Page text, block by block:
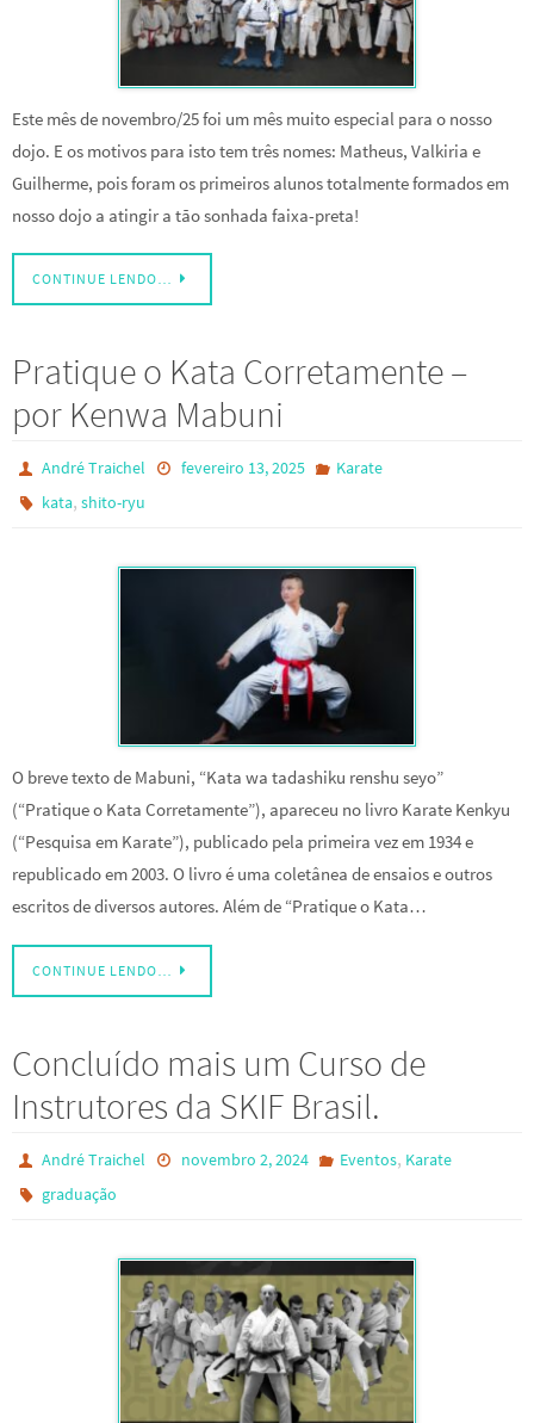
Este mês de novembro/25 foi um mês muito especial para o nosso
dojo. E os motivos para isto tem três nomes: Matheus, Valkiria e
Guilherme, pois foram os primeiros alunos totalmente formados em
nosso dojo a atingir a tão sonhada faixa-preta!
CONTINUE LENDO…
Pratique o Kata Corretamente –
por Kenwa Mabuni
André Traichel fevereiro 13, 2025
Karate
kata,shito-ryu
O breve texto de Mabuni, “Kata wa tadashiku renshu seyo”
(“Pratique o Kata Corretamente”), apareceu no livro Karate Kenkyu
(“Pesquisa em Karate”), publicado pela primeira vez em 1934 e
republicado em 2003. O livro é uma coletânea de ensaios e outros
escritos de diversos autores. Além de “Pratique o Kata…
CONTINUE LENDO…
Concluído mais um Curso de
Instrutores da SKIF Brasil.
André Traichel novembro 2, 2024 Eventos, Karate
graduação